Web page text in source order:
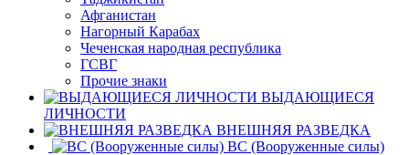
Афганистан
Нагорный Карабах
Чеченская народная республика
ГСВГ
Прочие знаки
ВЫДАЮЩИЕСЯ
ЛИЧНОСТИ
ВНЕШНЯЯ РАЗВЕДКА
ВС (Вооруженные силы)